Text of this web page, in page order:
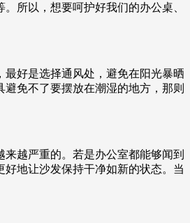
所以，想要呵护好我们的办公桌、
好是选择通风处，避免在阳光暴晒
免不了要摆放在潮湿的地方，那则
越严重的。若是办公室都能够闻到
地让沙发保持干净如新的状态。当